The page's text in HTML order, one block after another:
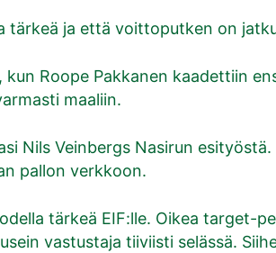
tärkeä ja että voittoputken on
Roope Pakkanen kaadettiin
maaliin.
Nils Veinbergs Nasirun
pallon verkkoon.
tärkeä EIF:lle. Oikea target-
vastustaja tiiviisti selässä.